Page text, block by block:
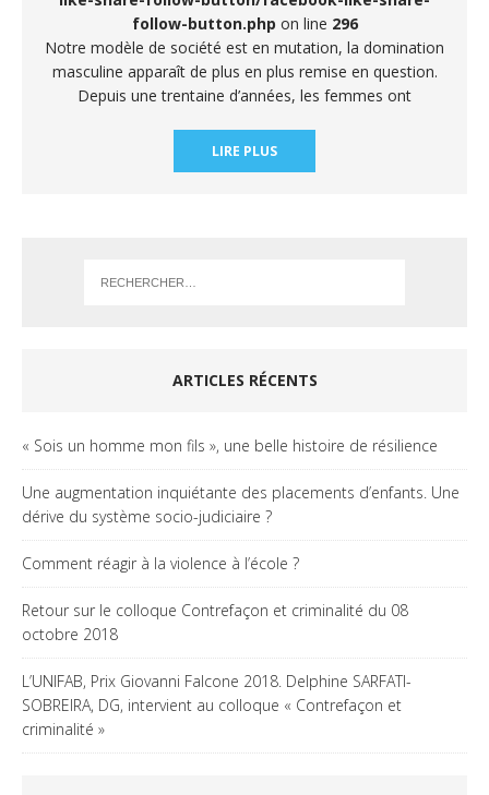
follow-button.php on line 296
Notre modèle de société est en mutation, la domination
masculine apparaît de plus en plus remise en question.
Depuis une trentaine d’années, les femmes ont
LIRE PLUS
ARTICLES RÉCENTS
« Sois un homme mon fils », une belle histoire de résilience
Une augmentation inquiétante des placements d’enfants. Une
dérive du système socio-judiciaire ?
Comment réagir à la violence à l’école ?
Retour sur le colloque Contrefaçon et criminalité du 08
octobre 2018
L’UNIFAB, Prix Giovanni Falcone 2018. Delphine SARFATI-
SOBREIRA, DG, intervient au colloque « Contrefaçon et
criminalité »